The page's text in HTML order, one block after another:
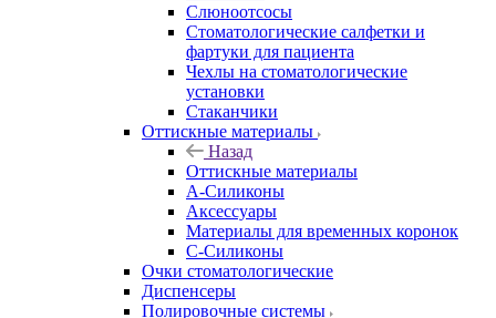
Слюноотсосы
Стоматологические салфетки и
фартуки для пациента
Чехлы на стоматологические
установки
Стаканчики
Оттискные материалы
Назад
Оттискные материалы
А-Силиконы
Аксессуары
Материалы для временных коронок
С-Силиконы
Очки стоматологические
Диспенсеры
Полировочные системы